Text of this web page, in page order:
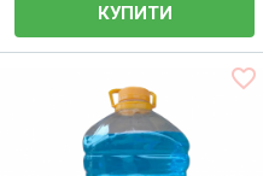
КУПИТИ
favorite_border